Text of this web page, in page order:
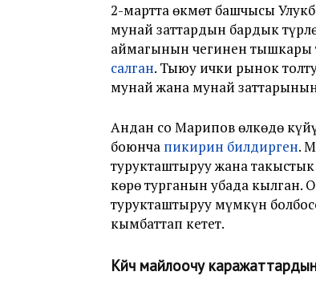
2-мартта өкмөт башчысы
мунай заттардын бардык
аймагынын чегинен тышкары
салган. Тыюу ички рынок
мунай жана мунай
Андан соң Марипов өлкөдө
боюнча пикирин билдирген.
турукташтыруу жана
көрө турганын убада
турукташтыруу мүмкүн
кымбаттап кетет.
Күйүүчү майлоочу